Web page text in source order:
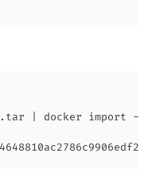
| docker import -